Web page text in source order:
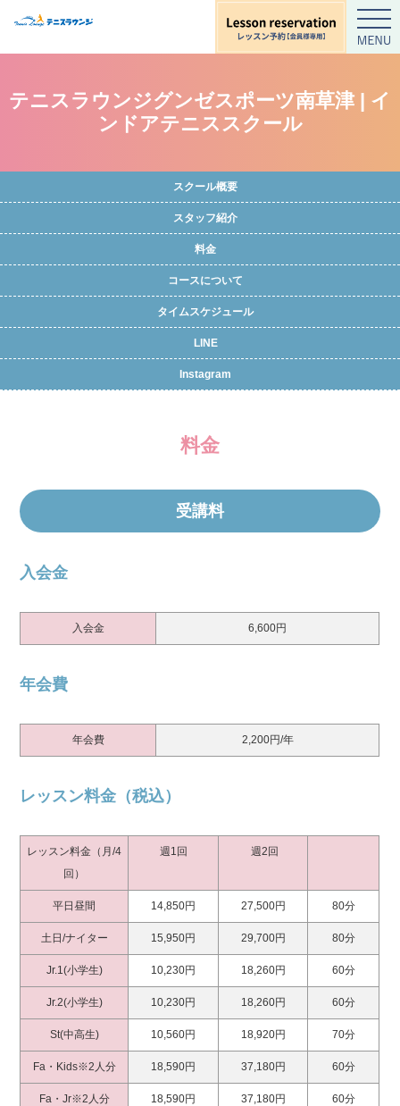
テニスラウンジグンゼスポーツ南草津 | イ
ンドアテニススクール
スクール概要
スタッフ紹介
料金
コースについて
タイムスケジュール
LINE
Instagram
料金
受講料
入会金
入会金 6,600円
年会費
年会費 2,200円/年
レッスン料金（税込）
レッスン料金（月/4
回）
週1回 週2回
平日昼間 14,850円 27,500円 80分
土日/ナイター 15,950円 29,700円 80分
Jr.1(小学生) 10,230円 18,260円 60分
Jr.2(小学生) 10,230円 18,260円 60分
St(中高生) 10,560円 18,920円 70分
Fa・Kids※2人分 18,590円 37,180円 60分
Fa・Jr※2人分 18,590円 37,180円 60分